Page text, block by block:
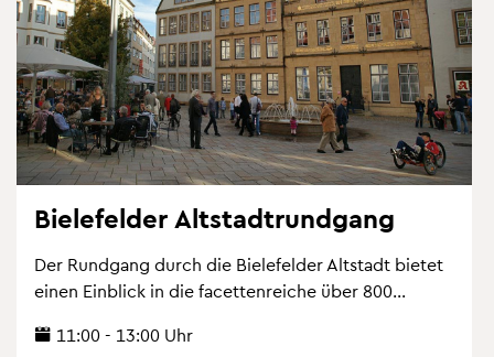
Bie­le­fel­der Alt­stadt­rund­gang
Der Rund­gang durch die Bie­le­fel­der Alt­stadt bie­tet
einen Ein­blick in die fa­cet­ten­rei­che über 800...
11:00 - 13:00 Uhr